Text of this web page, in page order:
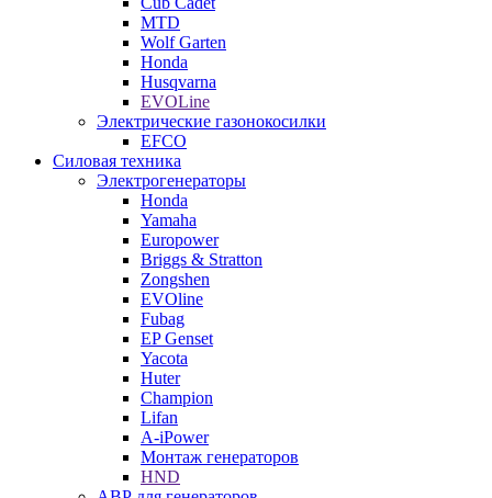
MTD
Wolf Garten
Honda
Husqvarna
EVOLine
Электрические газонокосилки
EFCO
Силовая техника
Электрогенераторы
Honda
Yamaha
Europower
Briggs & Stratton
Zongshen
EVOline
Fubag
EP Genset
Yacota
Huter
Champion
Lifan
A-iPower
Монтаж генераторов
HND